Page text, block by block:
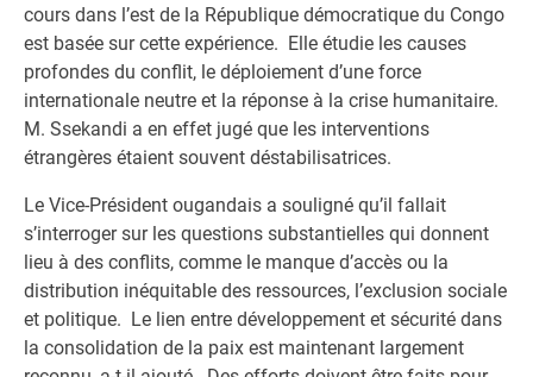
cours dans l’est de la République démocratique du Congo
est basée sur cette expérience. Elle étudie les causes
profondes du conflit, le déploiement d’une force
internationale neutre et la réponse à la crise humanitaire.
M. Ssekandi a en effet jugé que les interventions
étrangères étaient souvent déstabilisatrices.
Le Vice-Président ougandais a souligné qu’il fallait
s’interroger sur les questions substantielles qui donnent
lieu à des conflits, comme le manque d’accès ou la
distribution inéquitable des ressources, l’exclusion sociale
et politique. Le lien entre développement et sécurité dans
la consolidation de la paix est maintenant largement